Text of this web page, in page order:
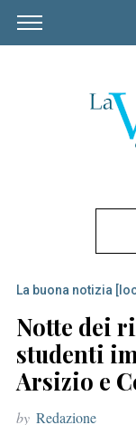
r
c
h
o
La buona notizia
Notte dei
studenti
Arsizio e
by Redazione